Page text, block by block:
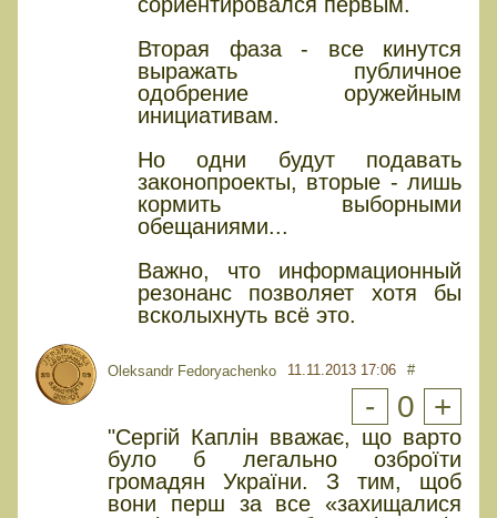
сориентировался первым.
Вторая фаза - все кинутся
выражать публичное
одобрение оружейным
инициативам.
Но одни будут подавать
законопроекты, вторые - лишь
кормить выборными
обещаниями...
Важно, что информационный
резонанс позволяет хотя бы
всколыхнуть всё это.
Oleksandr Fedoryachenko 11.11.2013 17:06 #
- 0 +
"Сергій Каплін вважає, що варто
було б легально озброїти
громадян України. З тим, щоб
вони перш за все «захищалися